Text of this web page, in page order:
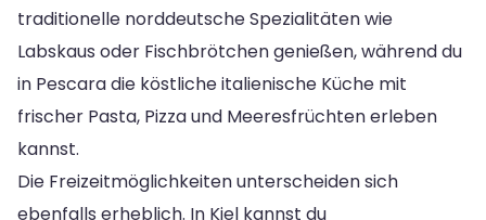
traditionelle norddeutsche Spezialitäten wie
Labskaus oder Fischbrötchen genießen, während du
in Pescara die köstliche italienische Küche mit
frischer Pasta, Pizza und Meeresfrüchten erleben
kannst.
Die Freizeitmöglichkeiten unterscheiden sich
ebenfalls erheblich. In Kiel kannst du